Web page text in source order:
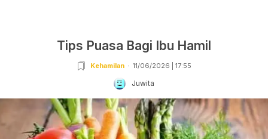
Tips Puasa Bagi Ibu Hamil
Kehamilan 11/06/2026 | 17:55
Juwita